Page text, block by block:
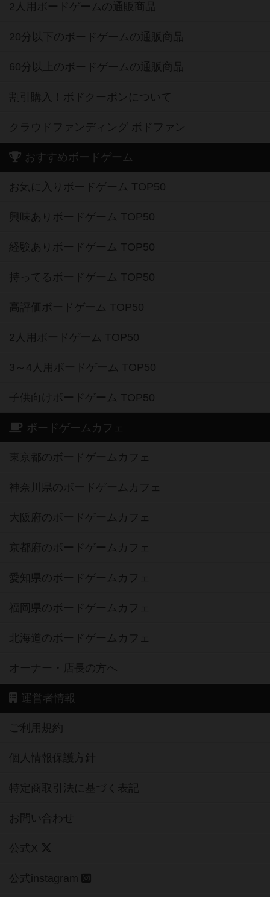
2人用ボードゲームの通販商品
20分以下のボードゲームの通販商品
60分以上のボードゲームの通販商品
割引購入！ボドクーポンについて
クラウドファンディング ボドファン
おすすめボードゲーム
お気に入りボードゲーム TOP50
興味ありボードゲーム TOP50
経験ありボードゲーム TOP50
持ってるボードゲーム TOP50
高評価ボードゲーム TOP50
2人用ボードゲーム TOP50
3～4人用ボードゲーム TOP50
子供向けボードゲーム TOP50
ボードゲームカフェ
東京都のボードゲームカフェ
神奈川県のボードゲームカフェ
大阪府のボードゲームカフェ
京都府のボードゲームカフェ
愛知県のボードゲームカフェ
福岡県のボードゲームカフェ
北海道のボードゲームカフェ
オーナー・店長の方へ
運営者情報
ご利用規約
個人情報保護方針
特定商取引法に基づく表記
お問い合わせ
公式X
公式instagram